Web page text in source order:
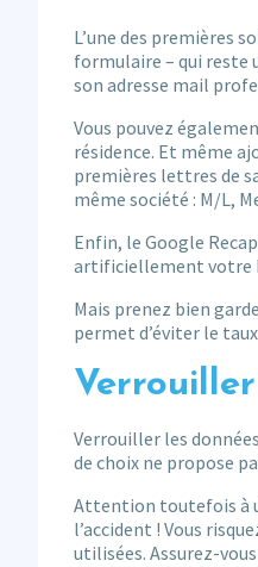
L’une des premières
formulaire – qui reste
son adresse mail
Vous pouvez
résidence. Et même
premières lettres de
même société : M/L,
Enfin, le Google
artificiellement votre
Mais prenez bien
permet d’éviter le
Verrouiller les
de choix ne propose
Attention toutefois à
l’accident ! Vous
utilisées. Assurez-